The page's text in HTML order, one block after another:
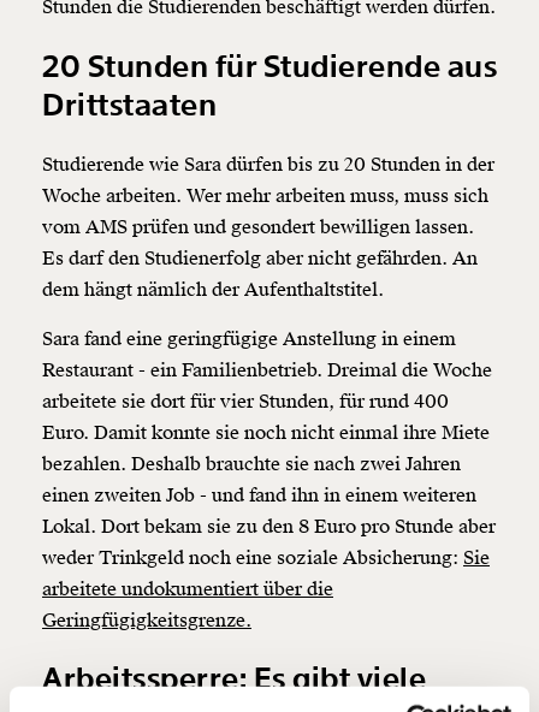
Veränderung
beginnt mit Dir!
WerdeFördermitgliedund wir können gemeinsam
unsere Wirtschaft so gestalten, dass sie für alle
Netz. Unabhängig und werbefrei. Und das wird auch
so bleiben. Kämpf’ mit uns für den Fortschritt und
unterstütze uns mit Deinem Mitgliedsbeitrag.
Du überweist lieber direkt?
Hier unsere IBAN: AT34 4300 0498 0007 6017
sozialen Fortschritt
Stunden die Studierenden beschäftigt werden dürfen.
20 Stunden für Studierende aus
Drittstaaten
Studierende wie Sara dürfen bis zu 20 Stunden in der
Woche arbeiten. Wer mehr arbeiten muss, muss sich
vom AMS prüfen und gesondert bewilligen lassen.
Es darf den Studienerfolg aber nicht gefährden. An
dem hängt nämlich der Aufenthaltstitel.
Sara fand eine geringfügige Anstellung in einem
Restaurant - ein Familienbetrieb. Dreimal die Woche
arbeitete sie dort für vier Stunden, für rund 400
Euro. Damit konnte sie noch nicht einmal ihre Miete
bezahlen. Deshalb brauchte sie nach zwei Jahren
einen zweiten Job - und fand ihn in einem weiteren
Lokal. Dort bekam sie zu den 8 Euro pro Stunde aber
weder Trinkgeld noch eine soziale Absicherung: Sie
arbeitete undokumentiert über die
Geringfügigkeitsgrenze.
Arbeitssperre: Es gibt viele